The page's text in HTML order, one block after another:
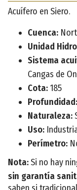
Acuífero en Siero.
Cuenca:
Unidad
Sistema
Cangas de
Cota: 185
Profundidad:
Naturaleza:
Uso:
Perímetro:
Nota:Si no hay
sin garantía
saben si